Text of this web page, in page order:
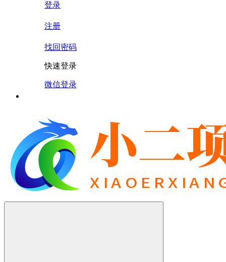
登录
注册
找回密码
快速登录
微信登录